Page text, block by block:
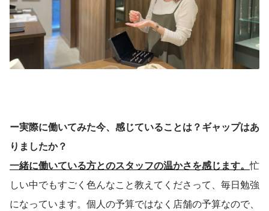
ー実際に働いてみた今、感じていることは？ギャップはあ
りましたか？
一緒に働いている方とのスタッフの温かさを感じます。忙
しい中でもすごく色んなこと教えてくださって、毎日勉強
になっています。個人の予算ではなく店舗の予算なので、